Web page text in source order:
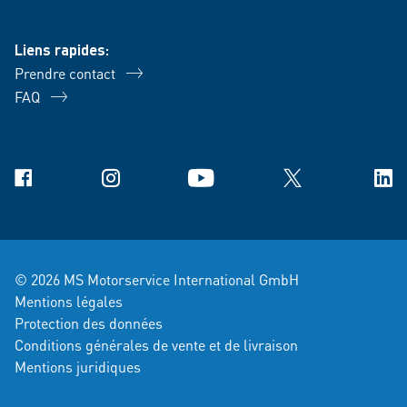
Liens rapides:
Prendre contact
FAQ
Facebook Instagram YouTube X
© 2026 MS Motorservice International GmbH
Mentions légales
Protection des données
Conditions générales de vente et de livraison
Mentions juridiques